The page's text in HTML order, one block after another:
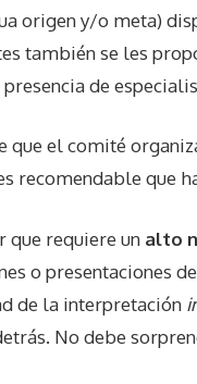
origen y/o meta)
también se les
de
que el comité
recomendable que
que requiere un alto
o presentaciones
de la interpretación
No debe